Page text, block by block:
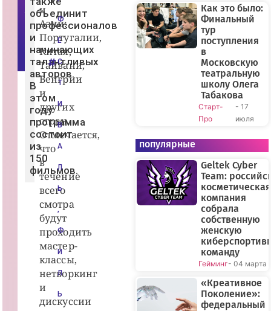
объединит
профессионалов
и
начинающих
талантливых
авторов.
В
этом
году
программа
состоит
из
150
фильмов.
и
Азии:
Португалии,
Китая,
Тайвани,
Венгрии
и
других
стран.
Отмечается,
что
в
течение
всего
смотра
будут
проходить
мастер-
классы,
нетворкинг
и
дискуссии
Ф
Е
С
Т
И
В
А
Л
Ь
,
Ф
И
Л
Ь
Как это было:
Финальный
тур
поступления
в
Московскую
театральную
школу Олега
Табакова
Старт-
Про
- 17
июля
популярные
Geltek Cyber
Team:
косметическая
компания
собрала
собственную
женскую
команду
Гейминг- 04 марта
«Креативное
Поколение»:
федеральный